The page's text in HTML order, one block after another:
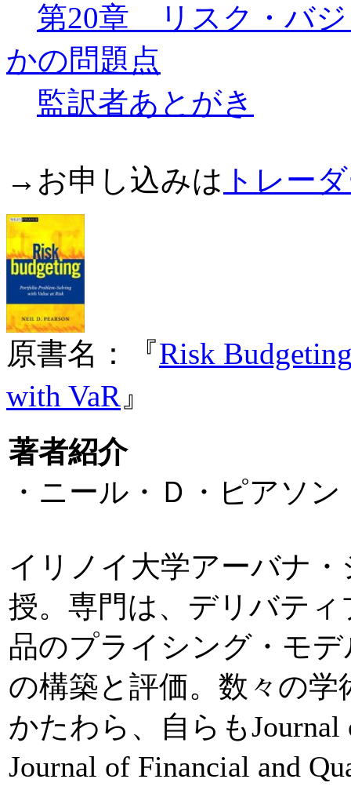
第20章 リスク・バ
かの問題点
監訳者あとがき
→お申し込みは トレー
原書名：『Risk
with VaR 』
著者紹介
・ニール・Ｄ・ピアソン
イリノイ大学アーバナ
授。専門は、デリバテ
品のプライシング・モ
の構築と評価。数々の
かたわら、自らもJournal
Journal of Financial and